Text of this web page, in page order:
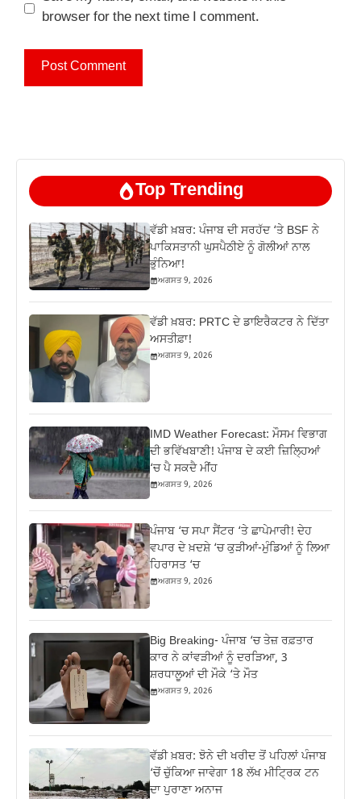
browser for the next time I comment.
Top Trending
ਵੱਡੀ ਖ਼ਬਰ: ਪੰਜਾਬ ਦੀ ਸਰਹੱਦ ‘ਤੇ BSF ਨੇ
ਪਾਕਿਸਤਾਨੀ ਘੁਸਪੈਠੀਏ ਨੂੰ ਗੋਲੀਆਂ ਨਾਲ
ਭੁੰਨਿਆ!
ਅਗਸਤ 9, 2026
ਵੱਡੀ ਖ਼ਬਰ: PRTC ਦੇ ਡਾਇਰੈਕਟਰ ਨੇ ਦਿੱਤਾ
ਅਸਤੀਫ਼ਾ!
ਅਗਸਤ 9, 2026
IMD Weather Forecast: ਮੌਸਮ ਵਿਭਾਗ
ਦੀ ਭਵਿੱਖਬਾਣੀ! ਪੰਜਾਬ ਦੇ ਕਈ ਜ਼ਿਲ੍ਹਿਆਂ
‘ਚ ਪੈ ਸਕਦੈ ਮੀਂਹ
ਅਗਸਤ 9, 2026
ਪੰਜਾਬ ‘ਚ ਸਪਾ ਸੈਂਟਰ ‘ਤੇ ਛਾਪੇਮਾਰੀ! ਦੇਹ
ਵਪਾਰ ਦੇ ਖ਼ਦਸ਼ੇ ‘ਚ ਕੁੜੀਆਂ-ਮੁੰਡਿਆਂ ਨੂੰ ਲਿਆ
ਹਿਰਾਸਤ ‘ਚ
ਅਗਸਤ 9, 2026
Big Breaking- ਪੰਜਾਬ ‘ਚ ਤੇਜ਼ ਰਫ਼ਤਾਰ
ਕਾਰ ਨੇ ਕਾਂਵੜੀਆਂ ਨੂੰ ਦਰੜਿਆ, 3
ਸ਼ਰਧਾਲੂਆਂ ਦੀ ਮੌਕੇ ‘ਤੇ ਮੌਤ
ਅਗਸਤ 9, 2026
ਵੱਡੀ ਖ਼ਬਰ: ਝੋਨੇ ਦੀ ਖਰੀਦ ਤੋਂ ਪਹਿਲਾਂ ਪੰਜਾਬ
‘ਚੋਂ ਚੁੱਕਿਆ ਜਾਵੇਗਾ 18 ਲੱਖ ਮੀਟ੍ਰਿਕ ਟਨ
ਦਾ ਪੁਰਾਣਾ ਅਨਾਜ